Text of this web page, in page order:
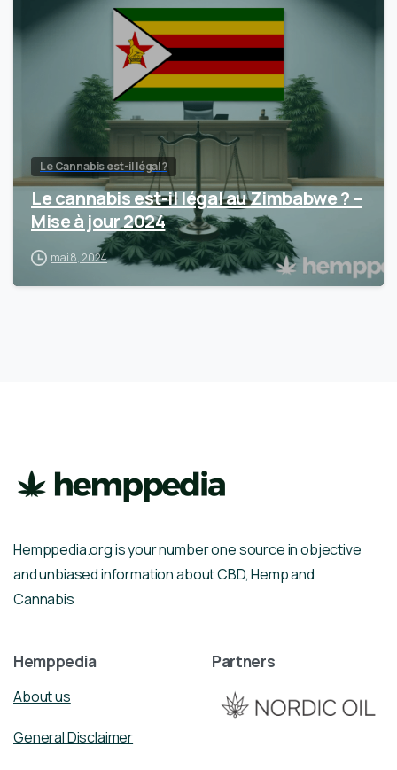
Le Cannabis est-il légal ?
Le cannabis est-il légal au Zimbabwe ? –
Mise à jour 2024
mai 8, 2024
Hemppedia.org is your number one source in objective
and unbiased information about CBD, Hemp and
Cannabis
Hemppedia
About us
General Disclaimer
Partners